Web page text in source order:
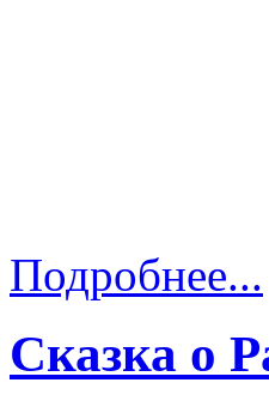
Подробнее...
Сказка о